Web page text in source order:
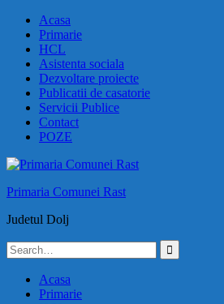
Skip
content
Acasa
Primarie
HCL
Asistenta sociala
Dezvoltare proiecte
Publicatii de casatorie
Servicii Publice
Contact
POZE
Primaria Comunei Rast
Judetul Dolj
Search
for:
Acasa
Primarie